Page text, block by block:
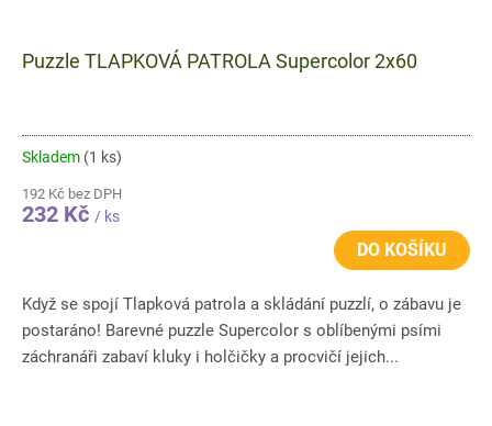
Puzzle TLAPKOVÁ PATROLA Supercolor 2x60
Skladem (1 ks)
192 Kč bez DPH
232 Kč / ks
DO KOŠÍKU
Když se spojí Tlapková patrola a skládání puzzlí, o zábavu je
postaráno! Barevné puzzle Supercolor s oblíbenými psími
záchranáři zabaví kluky i holčičky a procvičí jejich...